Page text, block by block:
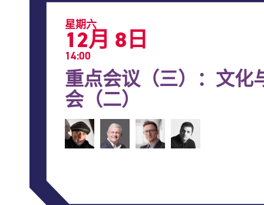
星期六
12月 8日
14:00
重点会议（三）：文化
会（二）